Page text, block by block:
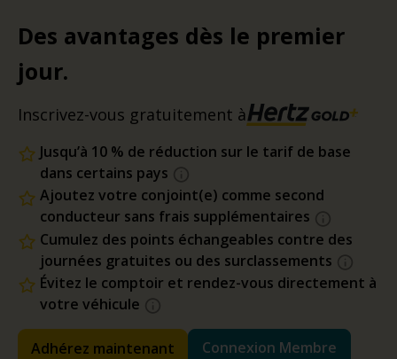
Des avantages dès le premier
jour.
Inscrivez-vous gratuitement à
Jusqu’à 10 % de réduction sur le tarif de base
dans certains pays
Ajoutez votre conjoint(e) comme second
conducteur sans frais supplémentaires
Cumulez des points échangeables contre des
journées gratuites ou des surclassements
Évitez le comptoir et rendez-vous directement à
votre véhicule
Adhérez maintenant Connexion Membre